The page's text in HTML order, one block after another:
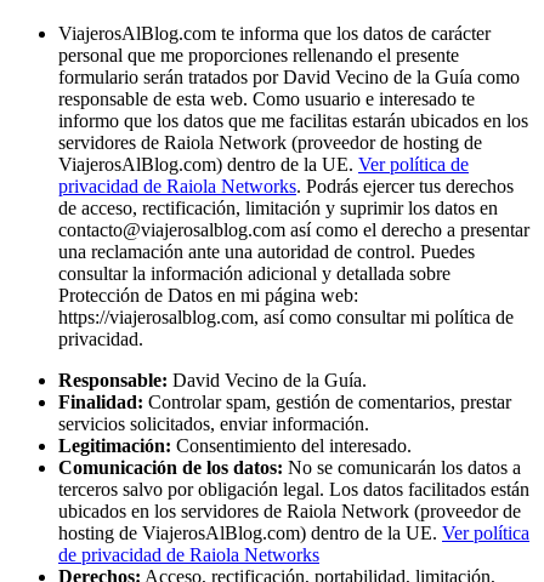
ViajerosAlBlog.com te informa que los datos de carácter
personal que me proporciones rellenando el presente
formulario serán tratados por David Vecino de la Guía como
responsable de esta web. Como usuario e interesado te
informo que los datos que me facilitas estarán ubicados en los
servidores de Raiola Network (proveedor de hosting de
ViajerosAlBlog.com) dentro de la UE. Ver política de
privacidad de Raiola Networks. Podrás ejercer tus derechos
de acceso, rectificación, limitación y suprimir los datos en
contacto@viajerosalblog.com así como el derecho a presentar
una reclamación ante una autoridad de control. Puedes
consultar la información adicional y detallada sobre
Protección de Datos en mi página web:
https://viajerosalblog.com, así como consultar mi política de
privacidad.
Responsable: David Vecino de la Guía.
Finalidad: Controlar spam, gestión de comentarios, prestar
servicios solicitados, enviar información.
Legitimación: Consentimiento del interesado.
Comunicación de los datos: No se comunicarán los datos a
terceros salvo por obligación legal. Los datos facilitados están
ubicados en los servidores de Raiola Network (proveedor de
hosting de ViajerosAlBlog.com) dentro de la UE. Ver política
de privacidad de Raiola Networks
Derechos: Acceso, rectificación, portabilidad, limitación,